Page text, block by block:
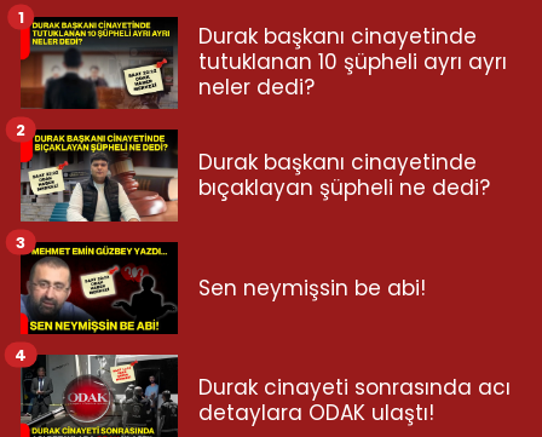
Durak başkanı cinayetinde
tutuklanan 10 şüpheli ayrı ayrı
neler dedi?
1
Durak başkanı cinayetinde
bıçaklayan şüpheli ne dedi?
2
Sen neymişsin be abi!
3
Durak cinayeti sonrasında acı
detaylara ODAK ulaştı!
4